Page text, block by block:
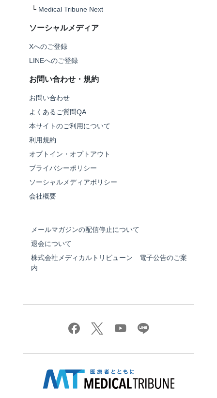
└ Medical Tribune Next
ソーシャルメディア
Xへのご登録
LINEへのご登録
お問い合わせ・規約
お問い合わせ
よくあるご質問QA
本サイトのご利用について
利用規約
オプトイン・オプトアウト
プライバシーポリシー
ソーシャルメディアポリシー
会社概要
メールマガジンの配信停止について
退会について
株式会社メディカルトリビューン 電子公告のご案
内